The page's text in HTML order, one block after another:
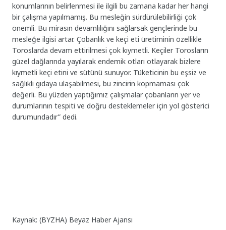
konumlarının belirlenmesi ile ilgili bu zamana kadar her hangi
bir çalışma yapılmamış. Bu mesleğin sürdürülebilirliği çok
önemli. Bu mirasın devamlılığını sağlarsak gençlerinde bu
mesleğe ilgisi artar. Çobanlık ve keçi eti üretiminin özellikle
Toroslarda devam ettirilmesi çok kıymetli. Keçiler Torosların
güzel dağlarında yayılarak endemik otları otlayarak bizlere
kıymetli keçi etini ve sütünü sunuyor. Tüketicinin bu eşsiz ve
sağlıklı gıdaya ulaşabilmesi, bu zincirin kopmaması çok
değerli. Bu yüzden yaptığımız çalışmalar çobanların yer ve
durumlarının tespiti ve doğru desteklemeler için yol gösterici
durumundadır” dedi.
Kaynak: (BYZHA) Beyaz Haber Ajansı